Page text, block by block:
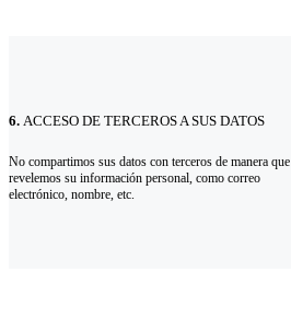
6. ACCESO DE TERCEROS A SUS DATOS
No compartimos sus datos con terceros de manera que
revelemos su información personal, como correo
electrónico, nombre, etc.